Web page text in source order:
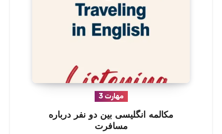
مهارت 3
مکالمه انگلیسی بین دو نفر درباره
مسافرت